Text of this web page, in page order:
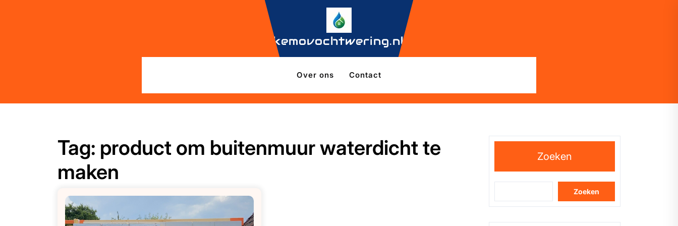
kemovochtwering.nl
Over ons Contact
Tag: product om buitenmuur waterdicht te
maken
Zoeken
Zoeken